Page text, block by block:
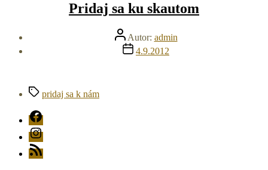
Pridaj sa ku skautom
Autor
článku
Autor: admin
Dátum
článku
4.9.2012
Značkypridaj sa k nám
FB
Instagram
RSS